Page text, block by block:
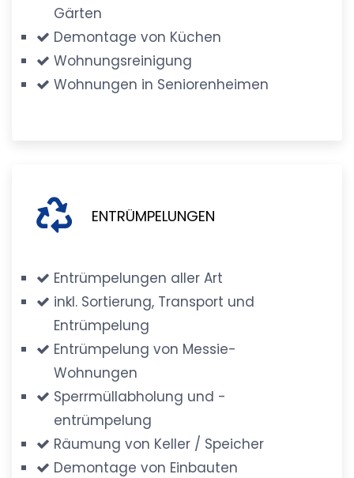
Gärten
Demontage von Küchen
Wohnungsreinigung
Wohnungen in Seniorenheimen
ENTRÜMPELUNGEN
Entrümpelungen aller Art
inkl. Sortierung, Transport und
Entrümpelung
Entrümpelung von Messie-
Wohnungen
Sperrmüllabholung und -
entrümpelung
Räumung von Keller / Speicher
Demontage von Einbauten